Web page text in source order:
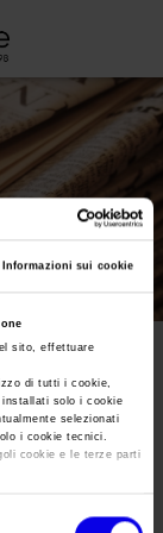
Informazioni sui cookie
sito, effettuare
di tutti i cookie,
installati solo i cookie
selezionati
i cookie tecnici.
cookie e le terze parti
en it
Tweet
della gestione